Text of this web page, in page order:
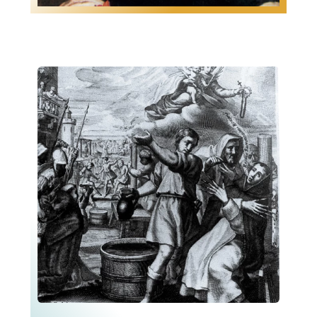
tous ses frères dominicains suite
aux décrets politiques contre les
congrégations religieuses.
Ordonné prêtre à Zamora le 22
décembre 1883, il put retourner à
Toulouse en 1886 où il enseigna la
philosophie, l’histoire de l’Église et
l’exégèse biblique. En 1888, le frère
Réginald Colchen, prieur
provincial, l’envoya à l’université
de Vienne pour parfaire sa
connaissance des cultures et des
langues orientales : hébreu,
pour refonder la province
multiples charges pour
l’ordre et la province, il fut
élu comme maître de
l’Ordre en 1904, à soixante
dix ans, avec pour devise,
caritas veritatis, la charité de
la vérité. Il stimula sans
raideur la vie religieuse des
frères par ses exhortations
et son exemple, il favorisa la
vie intellectuelle par la
fondation d’un collège
universitaire international à